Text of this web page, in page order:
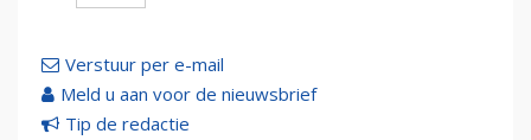
Verstuur per e-mail
Meld u aan voor de nieuwsbrief
Tip de redactie